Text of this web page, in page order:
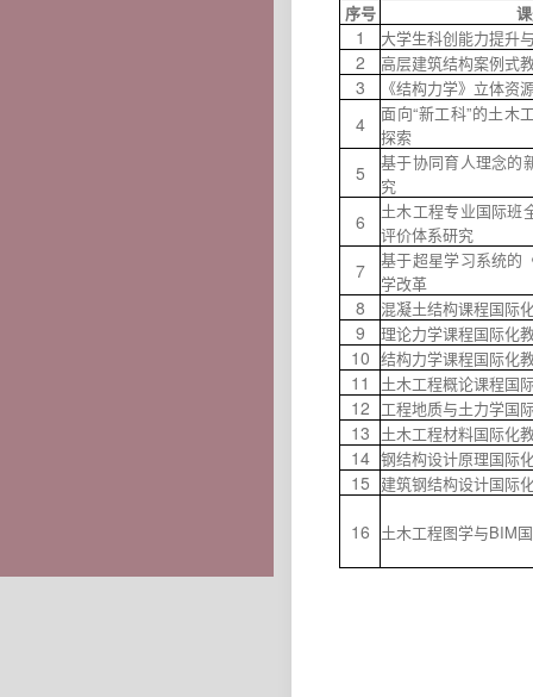
序号
1 大学生科创能力提升
2 高层建筑结构案例式
3 《结构力学》立体资
4
面向“新工科”的土木
探索
5
基于协同育人理念的
究
6
土木工程专业国际班
评价体系研究
7
基于超星学习系统的
学改革
8 混凝土结构课程国际
9 理论力学课程国际化
10 结构力学课程国际化
11 土木工程概论课程国
12 工程地质与土力学国
13 土木工程材料国际化
14 钢结构设计原理国际
15 建筑钢结构设计国际
16 土木工程图学与BIM